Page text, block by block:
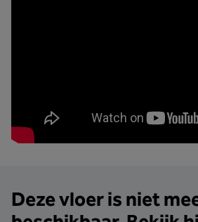
Deze vloer is niet